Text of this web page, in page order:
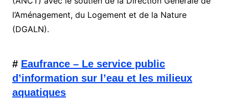
l’Aménagement, du Logement et de la Nature
(DGALN).
# Eaufrance – Le service public
d’information sur l’eau et les milieux
aquatiques